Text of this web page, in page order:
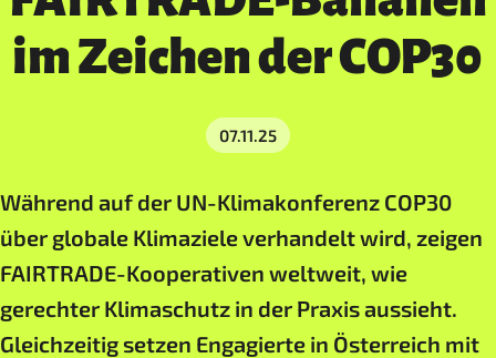
im Zeichen der COP30
07.11.25
Während auf der UN-Klimakonferenz COP30
über globale Klimaziele verhandelt wird, zeigen
FAIRTRADE-Kooperativen weltweit, wie
gerechter Klimaschutz in der Praxis aussieht.
Gleichzeitig setzen Engagierte in Österreich mit